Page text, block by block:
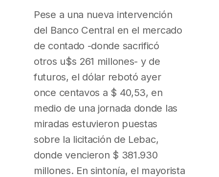
Pese a una nueva intervención
del Banco Central en el mercado
de contado -donde sacrificó
otros u$s 261 millones- y de
futuros, el dólar rebotó ayer
once centavos a $ 40,53, en
medio de una jornada donde las
miradas estuvieron puestas
sobre la licitación de Lebac,
donde vencieron $ 381.930
millones. En sintonía, el mayorista